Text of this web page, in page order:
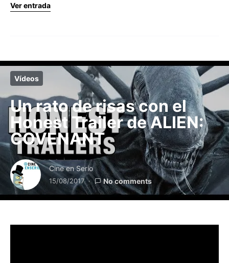
Ver entrada
Vídeos
Un rato de risas con el
Honest Trailer de ALIEN:
COVENANT
Cine en Serio
15/08/2017 No comments